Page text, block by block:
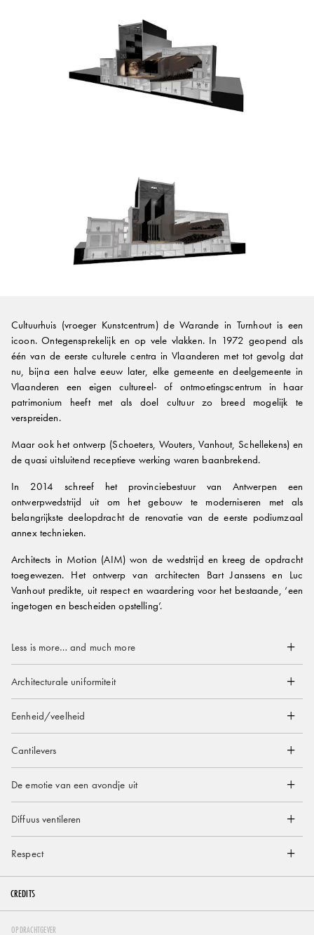
Cultuurhuis (vroeger Kunstcentrum) de Warande in Turnhout is een
icoon. Ontegensprekelijk en op vele vlakken. In 1972 geopend als
één van de eerste culturele centra in Vlaanderen met tot gevolg dat
nu, bijna een halve eeuw later, elke gemeente en deelgemeente in
Vlaanderen een eigen cultureel- of ontmoetingscentrum in haar
patrimonium heeft met als doel cultuur zo breed mogelijk te
verspreiden.
Maar ook het ontwerp (Schoeters, Wouters, Vanhout, Schellekens) en
de quasi uitsluitend receptieve werking waren baanbrekend.
In 2014 schreef het provinciebestuur van Antwerpen een
ontwerpwedstrijd uit om het gebouw te moderniseren met als
belangrijkste deelopdracht de renovatie van de eerste podiumzaal
annex technieken.
Architects in Motion (AIM) won de wedstrijd en kreeg de opdracht
toegewezen. Het ontwerp van architecten Bart Janssens en Luc
Vanhout predikte, uit respect en waardering voor het bestaande, ‘een
ingetogen en bescheiden opstelling’.
Less is more… and much more
Architecturale uniformiteit
Eenheid/veelheid
Cantilevers
De emotie van een avondje uit
Diffuus ventileren
Respect
CREDITS
OPDRACHTGEVER